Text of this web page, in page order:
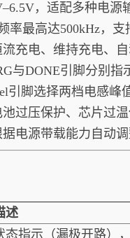
，适配多种电源
率最高达500kHz，
充电、维持充电、
与DONE引脚分别
引脚选择两档电感峰
池过压保护、芯片过
据电源带载能力自动
述
态指示（漏极开路）